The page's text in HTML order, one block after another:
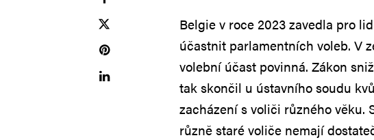
Belgie v roce 2023 zavedla pro
účastnit parlamentních voleb. V
volební účast povinná. Zákon
tak skončil u ústavního soudu
zacházení s voliči různého věku.
různě staré voliče nemají